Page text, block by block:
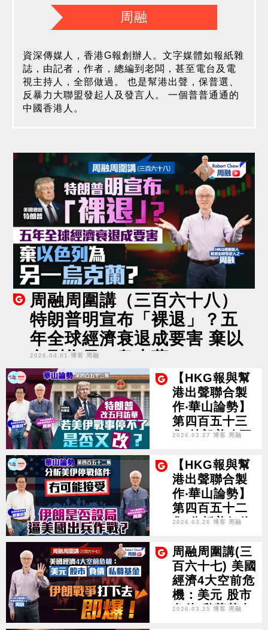
周融
資深傳媒人，香港G報創辦人。文字媒體如報紙雜
誌，由記者，作者，總編到老闆，甚至電台及電
視主持人，全部做過。 也是幫港出聲，保普選、
反暴力大聯盟發起人及發言人。 一個普普通通的
中國香港人。
周融周圍講（三百六十八）
特朗普明宣布「裸退」？五
年全球經濟衰退成要害 棄以
色列為另一烏克蘭？
2026.04.01 博客 周融
【HKG報與幫
港出聲聯合製
作‧華山論勢】
第四百五十三
集 特朗普改五
戰事停不了 是
否又改？
2026.03.27 博客 周融
【HKG報與幫
港出聲聯合製
作‧華山論勢】
第四百五十二
集 分析美伊停
接受 伊朗是否
設局 逼美國出
兵作戰？
2026.03.26 博客 周融
周融周圍講(三
百六十七) 美國
經濟4大空前危
機：美元 股市
負債 私募基金
2026.03.25 博客 周融